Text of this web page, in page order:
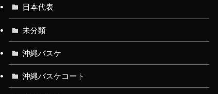
日本代表
未分類
沖縄バスケ
沖縄バスケコート